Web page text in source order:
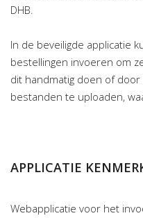
DHB.
In de beveiligde applicatie
bestellingen invoeren om
dit handmatig doen of door
bestanden te uploaden,
APPLICATIE
Webapplicatie voor het